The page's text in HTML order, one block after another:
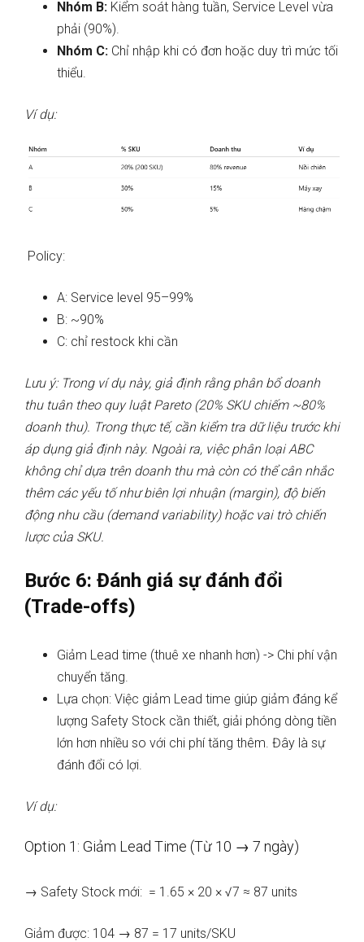
Nhóm B: Kiểm soát hàng tuần, Service Level vừa
phải (90%).
Nhóm C: Chỉ nhập khi có đơn hoặc duy trì mức tối
thiểu.
Ví dụ:
Policy:
A: Service level 95–99%
B: ~90%
C: chỉ restock khi cần
Lưu ý: Trong ví dụ này, giả định rằng phân bổ doanh
thu tuân theo quy luật Pareto (20% SKU chiếm ~80%
doanh thu). Trong thực tế, cần kiểm tra dữ liệu trước khi
áp dụng giả định này. Ngoài ra, việc phân loại ABC
không chỉ dựa trên doanh thu mà còn có thể cân nhắc
thêm các yếu tố như biên lợi nhuận (margin), độ biến
động nhu cầu (demand variability) hoặc vai trò chiến
lược của SKU.
Bước 6: Đánh giá sự đánh đổi
(Trade-offs)
Giảm Lead time (thuê xe nhanh hơn) -> Chi phí vận
chuyển tăng.
Lựa chọn: Việc giảm Lead time giúp giảm đáng kể
lượng Safety Stock cần thiết, giải phóng dòng tiền
lớn hơn nhiều so với chi phí tăng thêm. Đây là sự
đánh đổi có lợi.
Ví dụ:
Option 1: Giảm Lead Time (Từ 10 → 7 ngày)
→ Safety Stock mới: = 1.65 × 20 × √7 ≈ 87 units
Giảm được: 104 → 87 = 17 units/SKU